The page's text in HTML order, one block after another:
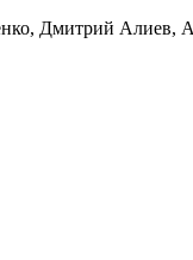
Дмитрий Алиев,